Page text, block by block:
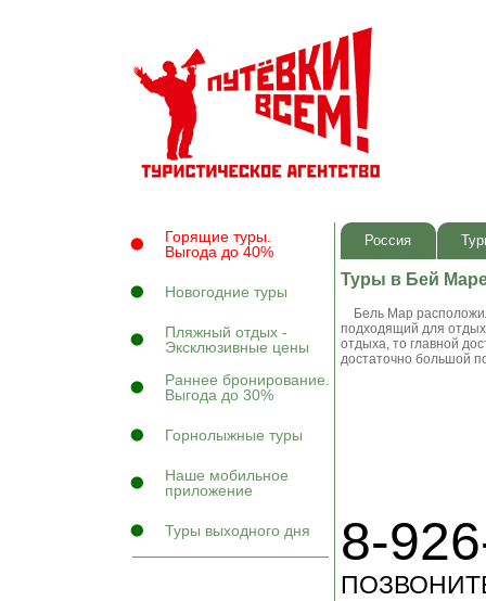
Горящие туры.
Выгода до 40%
Новогодние туры
Пляжный отдых -
Эксклюзивные цены
Раннее бронирование.
Выгода до 30%
Горнолыжные туры
Наше мобильное
приложение
Туры выходного дня
Россия
Туры в Бей
Бель Мар
подходящий для
отдыха, то главной
достаточно большой
8-